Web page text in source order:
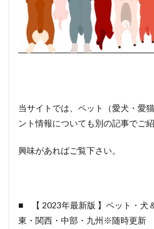
当サイトでは、ペット（愛犬・愛
ント情報についても別の記事でご
興味があればご覧下さい。
■ 【 2023年最新版 】ペット・犬
東・関西・中部・九州※随時更新